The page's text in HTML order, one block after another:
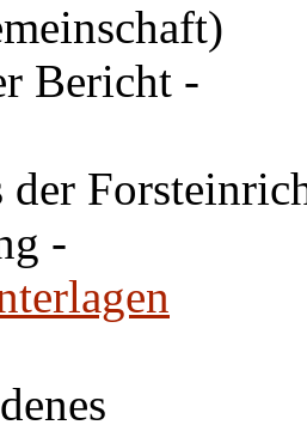
Bericht -
der
-